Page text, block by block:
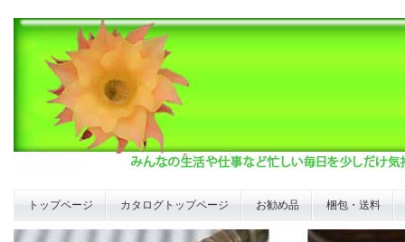
トップページ カタログトップページ お勧め品 梱包・送料